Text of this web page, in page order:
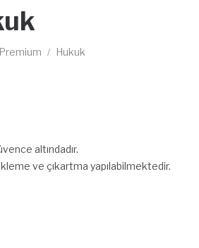
Premium / Hukuk
altındadır.
ve çıkartma yapılabilmektedir.